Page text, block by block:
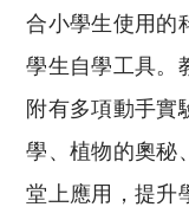
合小學生使用的
學生自學工具。
附有多項動手實
學、植物的奧秘
堂上應用，提升